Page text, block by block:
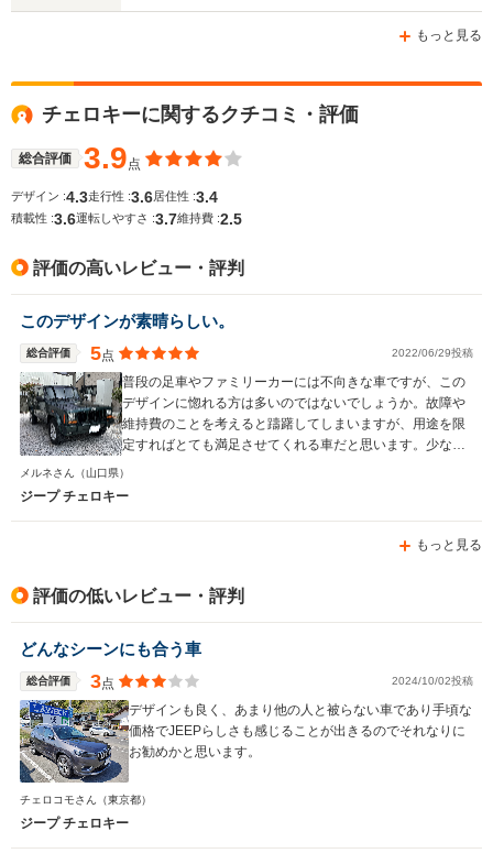
もっと見る
チェロキーに関するクチコミ・評価
総合評価 3.9点
デザイン :4.3走行性 :3.6居住性 :3.4
積載性 :3.6運転しやすさ :3.7維持費 :2.5
評価の高いレビュー・評判
このデザインが素晴らしい。
総合評価 5点 2022/06/29投稿
普段の足車やファミリーカーには不向きな車ですが、この
デザインに惚れる方は多いのではないでしょうか。故障や
維持費のことを考えると躊躇してしまいますが、用途を限
定すればとても満足させてくれる車だと思います。少なく
メルネさん （山口県）
ジープ チェロキー
もっと見る
評価の低いレビュー・評判
どんなシーンにも合う車
総合評価 3点 2024/10/02投稿
デザインも良く、あまり他の人と被らない車であり手頃な
価格でJEEPらしさも感じることが出きるのでそれなりに
お勧めかと思います。
チェロコモさん （東京都）
ジープ チェロキー